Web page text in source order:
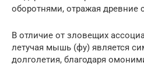
оборотнями, отражая древние
В отличие от зловещих
летучая мышь (фу) является
долголетия, благодаря